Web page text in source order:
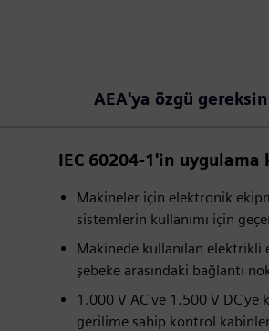
AEA'ya özgü
IEC 60204-1'in uygulama
Makineler için elektronik
sistemlerin kullanımı için
Makinede kullanılan elektrikli
şebeke arasındaki bağlantı
1.000 V AC ve 1.500 V DC'ye
gerilime sahip kontrol